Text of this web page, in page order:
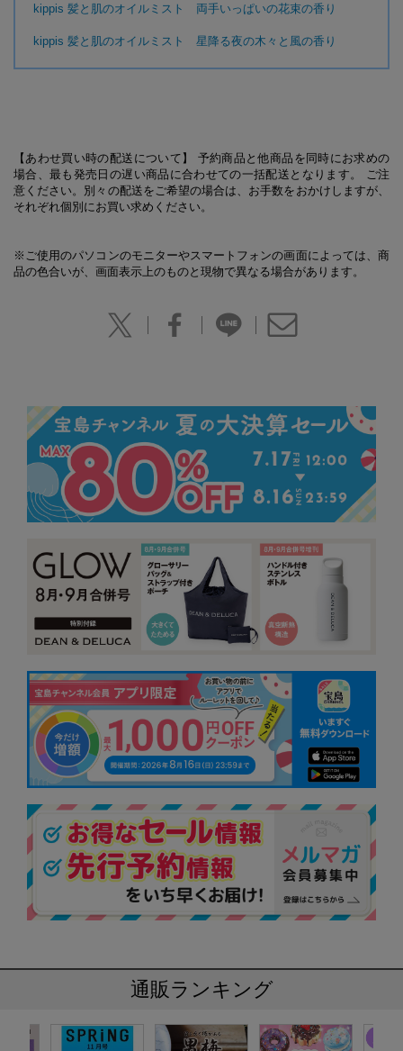
kippis 髪と肌のオイルミスト 両手いっぱいの花束の香り
kippis 髪と肌のオイルミスト 星降る夜の木々と風の香り
【あわせ買い時の配送について】 予約商品と他商品を同時にお求めの
場合、最も発売日の遅い商品に合わせての一括配送となります。 ご注
意ください。別々の配送をご希望の場合は、お手数をおかけしますが、
それぞれ個別にお買い求めください。
※ご使用のパソコンのモニターやスマートフォンの画面によっては、商
品の色合いが、画面表示上のものと現物で異なる場合があります。
通販ランキング